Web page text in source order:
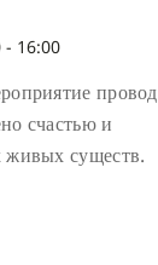
- 16:00
счастью и
живых существ.